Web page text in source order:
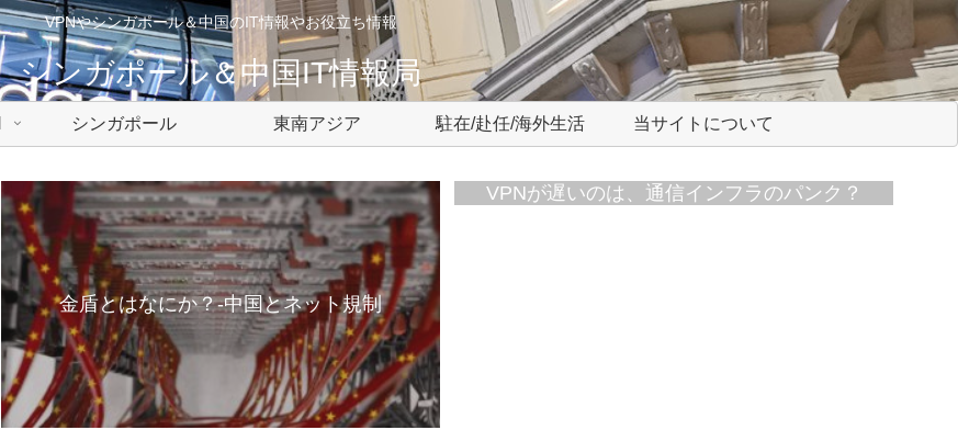
VPNやシンガポール＆中国のIT情報やお役立ち情報
シンガポール＆中国IT情報局
シンガポール 東南アジア 駐在/赴任/海外生活 当サイトについて
金盾とはなにか？-中国とネット規制
VPNが遅いのは、通信インフラのパンク？